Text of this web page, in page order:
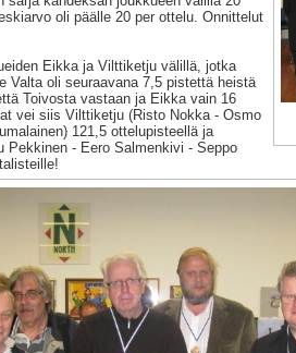
oli päälle 20 per ottelu. Onnittelut
Eikka ja Vilttiketju välillä, jotka
Valta oli seuraavana 7,5 pistettä heistä
Toivosta vastaan ja Eikka vain 16
vei siis Vilttiketju (Risto Nokka - Osmo
121,5 ottelupisteellä ja
- Eero Salmenkivi - Seppo